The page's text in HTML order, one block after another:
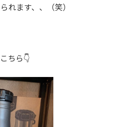
れます、、（笑）
ちら👇